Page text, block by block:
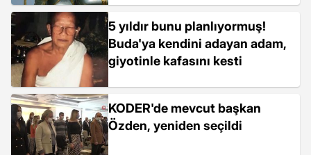
5 yıldır bunu planlıyormuş!
Buda'ya kendini adayan adam,
giyotinle kafasını kesti
KODER'de mevcut başkan
Özden, yeniden seçildi